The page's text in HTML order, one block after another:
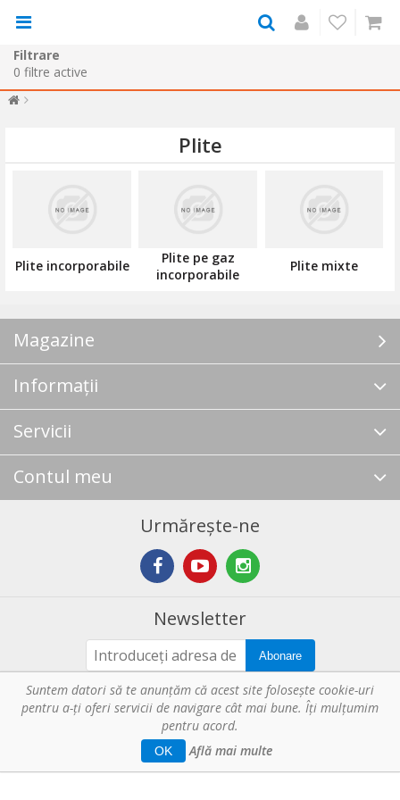
Filtrare
0 filtre active
Plite
Plite incorporabile
Plite pe gaz
incorporabile
Plite mixte
Magazine
Informații
Servicii
Contul meu
Urmărește-ne
Newsletter
Abonare
Copyright © 2026 Horeca - Pentru profesionistii din bucatarie. Toate
drepturile rezervate.
Web Solution byTronn Software
Suntem datori să te anunţăm că acest site foloseşte cookie-uri
pentru a-ți oferi servicii de navigare cât mai bune. Îţi mulțumim
pentru acord.
OK Află mai multe